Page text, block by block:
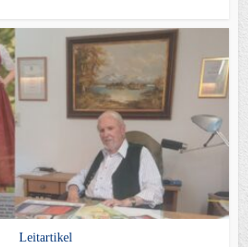
Leitartikel